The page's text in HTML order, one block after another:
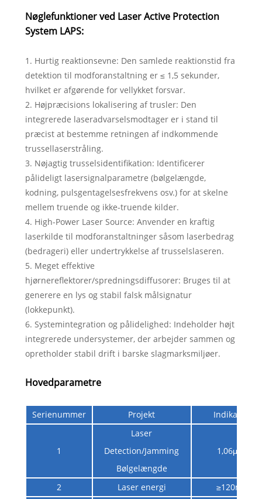
Nøglefunktioner ved Laser Active Protection
System LAPS:
1. Hurtig reaktionsevne: Den samlede reaktionstid fra
detektion til modforanstaltning er ≤ 1,5 sekunder,
hvilket er afgørende for vellykket forsvar.
2. Højpræcisions lokalisering af trusler: Den
integrerede laseradvarselsmodtager er i stand til
præcist at bestemme retningen af ​​indkommende
trussellaserstråling.
3. Nøjagtig trusselsidentifikation: Identificerer
pålideligt lasersignalparametre (bølgelængde,
kodning, pulsgentagelsesfrekvens osv.) for at skelne
mellem truende og ikke-truende kilder.
4. High-Power Laser Source: Anvender en kraftig
laserkilde til modforanstaltninger såsom laserbedrag
(bedrageri) eller undertrykkelse af trusselslaseren.
5. Meget effektive
hjørnereflektorer/spredningsdiffusorer: Bruges til at
generere en lys og stabil falsk målsignatur
(lokkepunkt).
6. Systemintegration og pålidelighed: Indeholder højt
integrerede undersystemer, der arbejder sammen og
opretholder stabil drift i barske slagmarksmiljøer.
Hovedparametre
Serienummer Projekt Indikator
1
Laser
Detection/Jamming
Bølgelængde
1,06μm
2 Laser energi ≥120mj